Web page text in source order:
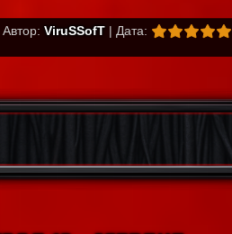
ViruSSofT | Дата: